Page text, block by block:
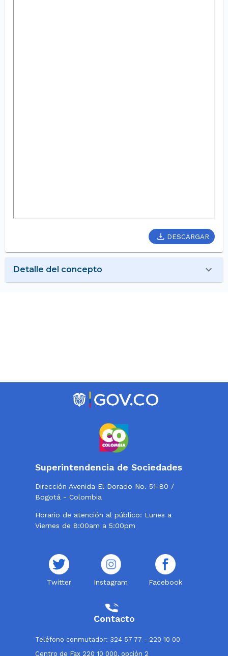
DESCARGAR
Detalle del concepto
Superintendencia de Sociedades
Dirección Avenida El Dorado No. 51-80 /
Bogotá - Colombia
Horario de atención al público: Lunes a
Viernes de 8:00am a 5:00pm
Twitter Instagram Facebook
Contacto
Teléfono conmutador: 324 57 77 - 220 10 00
Centro de Fax 220 10 000, opción 2